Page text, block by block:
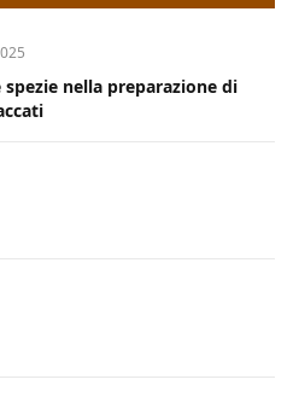
nella preparazione di